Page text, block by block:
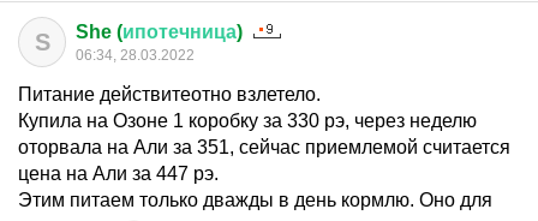
S She (ипотечница)
06:34, 28.03.2022
Питание действитеотно взлетело.
Купила на Озоне 1 коробку за 330 рэ, через неделю
оторвала на Али за 351, сейчас приемлемой считается
цена на Али за 447 рэ.
Этим питаем только дважды в день кормлю. Оно для